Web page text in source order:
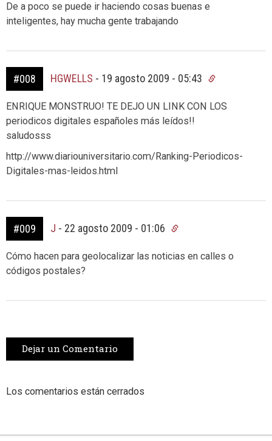
De a poco se puede ir haciendo cosas buenas e
inteligentes, hay mucha gente trabajando
#008 HGWELLS - 19 agosto 2009 - 05:43
ENRIQUE MONSTRUO! TE DEJO UN LINK CON LOS
periodicos digitales españoles más leídos!!
saludosss
http://www.diariouniversitario.com/Ranking-Periodicos-
Digitales-mas-leidos.html
#009 J - 22 agosto 2009 - 01:06
Cómo hacen para geolocalizar las noticias en calles o
códigos postales?
Dejar un Comentario
Los comentarios están cerrados